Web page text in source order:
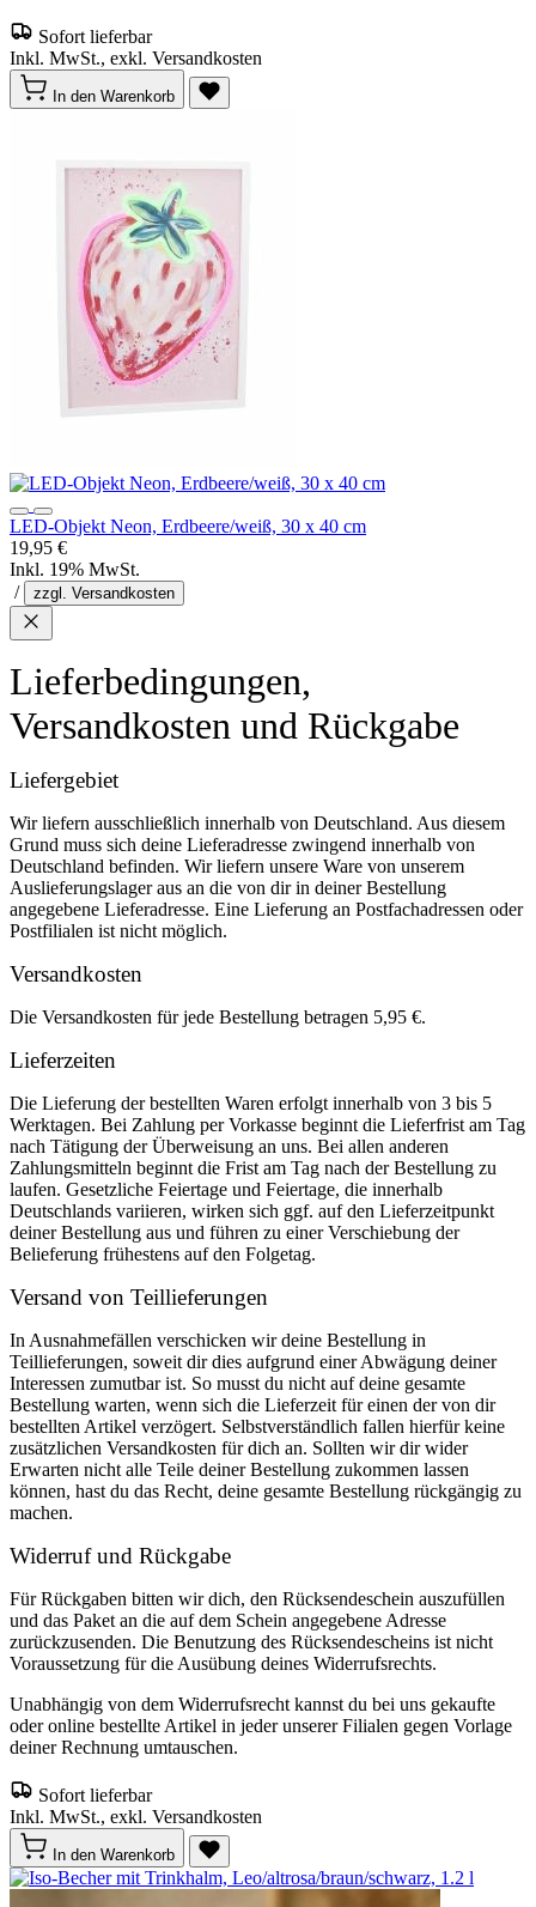
Sofort lieferbar
Inkl. MwSt., exkl. Versandkosten
In den Warenkorb
LED-Objekt Neon, Erdbeere/weiß, 30 x 40 cm
19,95 €
Inkl. 19% MwSt.
/
zzgl. Versandkosten
Lieferbedingungen,
Versandkosten und Rückgabe
Liefergebiet
Wir liefern ausschließlich innerhalb von Deutschland. Aus diesem
Grund muss sich deine Lieferadresse zwingend innerhalb von
Deutschland befinden. Wir liefern unsere Ware von unserem
Auslieferungslager aus an die von dir in deiner Bestellung
angegebene Lieferadresse. Eine Lieferung an Postfachadressen oder
Postfilialen ist nicht möglich.
Versandkosten
Die Versandkosten für jede Bestellung betragen 5,95 €.
Lieferzeiten
Die Lieferung der bestellten Waren erfolgt innerhalb von 3 bis 5
Werktagen. Bei Zahlung per Vorkasse beginnt die Lieferfrist am Tag
nach Tätigung der Überweisung an uns. Bei allen anderen
Zahlungsmitteln beginnt die Frist am Tag nach der Bestellung zu
laufen. Gesetzliche Feiertage und Feiertage, die innerhalb
Deutschlands variieren, wirken sich ggf. auf den Lieferzeitpunkt
deiner Bestellung aus und führen zu einer Verschiebung der
Belieferung frühestens auf den Folgetag.
Versand von Teillieferungen
In Ausnahmefällen verschicken wir deine Bestellung in
Teillieferungen, soweit dir dies aufgrund einer Abwägung deiner
Interessen zumutbar ist. So musst du nicht auf deine gesamte
Bestellung warten, wenn sich die Lieferzeit für einen der von dir
bestellten Artikel verzögert. Selbstverständlich fallen hierfür keine
zusätzlichen Versandkosten für dich an. Sollten wir dir wider
Erwarten nicht alle Teile deiner Bestellung zukommen lassen
können, hast du das Recht, deine gesamte Bestellung rückgängig zu
machen.
Widerruf und Rückgabe
Für Rückgaben bitten wir dich, den Rücksendeschein auszufüllen
und das Paket an die auf dem Schein angegebene Adresse
zurückzusenden. Die Benutzung des Rücksendescheins ist nicht
Voraussetzung für die Ausübung deines Widerrufsrechts.
Unabhängig von dem Widerrufsrecht kannst du bei uns gekaufte
oder online bestellte Artikel in jeder unserer Filialen gegen Vorlage
deiner Rechnung umtauschen.
Sofort lieferbar
Inkl. MwSt., exkl. Versandkosten
In den Warenkorb